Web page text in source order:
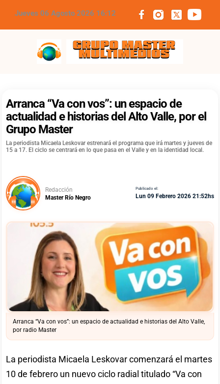
Jueves 06 Agosto 2026 16:12
Grupo Master Multimedios
Arranca “Va con vos”: un espacio de
actualidad e historias del Alto Valle, por el
Grupo Master
La periodista Micaela Leskovar estrenará el programa que irá martes y jueves de
15 a 17. El ciclo se centrará en lo que pasa en el Valle y en la identidad local.
Redacción
Master Río Negro
Publicado el:
Lun 09 Febrero 2026 21:52hs
Arranca “Va con vos”: un espacio de actualidad e historias del Alto Valle,
por radio Master
La periodista Micaela Leskovar comenzará el martes
10 de febrero un nuevo ciclo radial titulado “Va con